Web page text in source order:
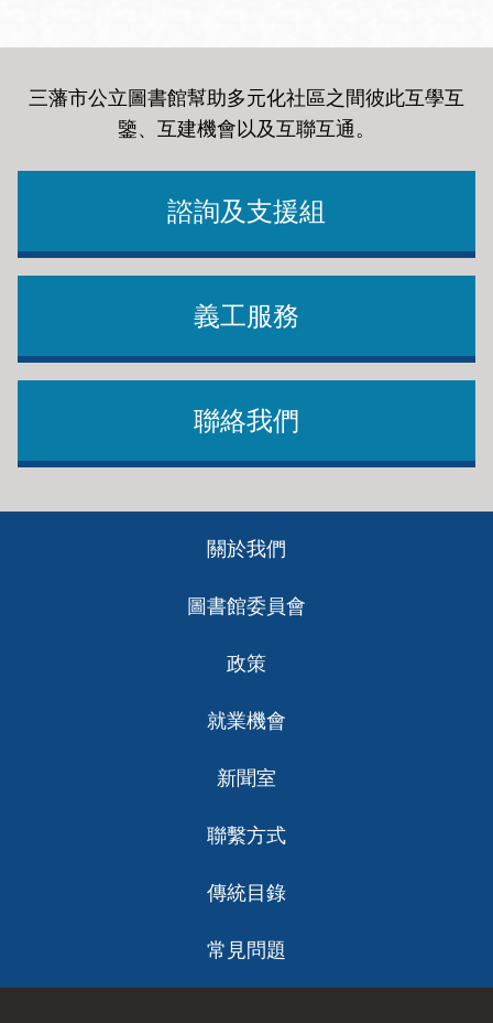
三藩市公立圖書館幫助多元化社區之間彼此互學互
鑒、互建機會以及互聯互通。
諮詢及支援組
義工服務
聯絡我們
關於我們
圖書館委員會
政策
就業機會
新聞室
聯繫方式
傳統目錄
常見問題